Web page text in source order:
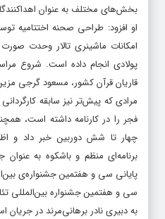
بخش‌های مختلف به عنوان
او افزود: طراحی‌ صحنه‌ اختتامیه
امکانات ماشینری تالار وحدت
پولادی انجام داده است. شروع
قاریان قرآن کشور، مسعود گرجی
مرادی که پیش‌تر نیز سابقه‌ کارگردانی
فجر را در کارنامه داشته است،
چهار تا شش دوربین خبر داد و
برنامه‌ای منظم و باشکوه به عنوان
پایانی سی و هفتمین جشنواره‌ی
به دبیری نادر برهانی‌مرند در جریان